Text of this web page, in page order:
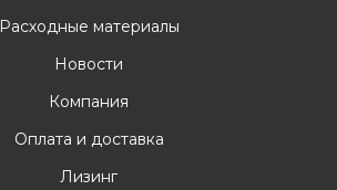
Расходные материалы
Новости
Компания
Оплата и доставка
Лизинг